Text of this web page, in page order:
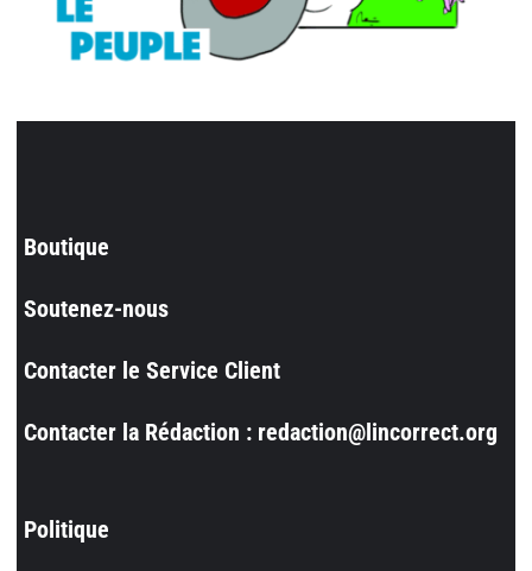
Boutique
Soutenez-nous
Contacter le Service Client
Contacter la Rédaction : redaction@lincorrect.org
Politique